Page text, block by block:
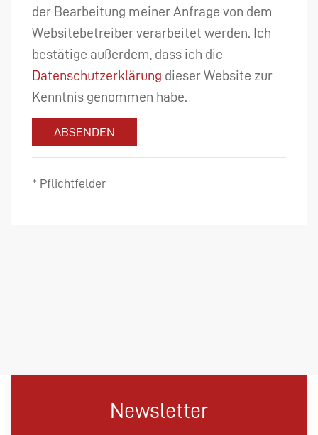
der Bearbeitung meiner Anfrage von dem
Websitebetreiber verarbeitet werden. Ich
bestätige außerdem, dass ich die
Datenschutzerklärung dieser Website zur
Kenntnis genommen habe.
ABSENDEN
* Pflichtfelder
Newsletter